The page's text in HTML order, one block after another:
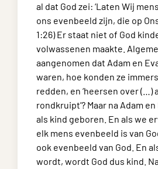
al dat God zei: ‘Laten Wij
ons evenbeeld zijn, die op
1:26) Er staat niet of God
volwassenen maakte.
aangenomen dat Adam en
waren, hoe konden ze
redden, en ‘heersen over (…)
rondkruipt’? Maar na Adam
als kind geboren. En als we
elk mens evenbeeld is van
ook evenbeeld van God. En
wordt, wordt God dus kind.